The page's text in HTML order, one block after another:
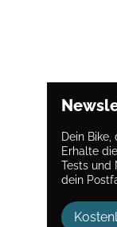
Dein
Erhalte
Tests und
dein